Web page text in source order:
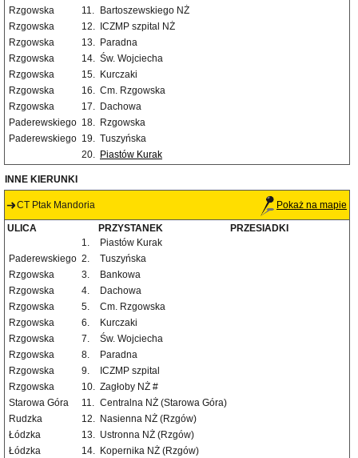
Rzgowska
11.
Bartoszewskiego NŻ
Rzgowska
12.
ICZMP szpital NŻ
Rzgowska
13. Paradna
Rzgowska
14. Św. Wojciecha
Rzgowska
15. Kurczaki
Rzgowska
16. Cm. Rzgowska
Rzgowska
17. Dachowa
Paderewskiego 18. Rzgowska
Paderewskiego 19. Tuszyńska
20. Piastów Kurak
INNE KIERUNKI
CT Ptak Mandoria Pokaż na mapie
ULICA PRZYSTANEK
PRZESIADKI
1.
Piastów Kurak
Paderewskiego 2.
Tuszyńska
Rzgowska
3.
Bankowa
Rzgowska
4.
Dachowa
Rzgowska
5.
Cm. Rzgowska
Rzgowska
6.
Kurczaki
Rzgowska
7.
Św. Wojciecha
Rzgowska
8.
Paradna
Rzgowska
9.
ICZMP szpital
Rzgowska
10. Zagłoby NŻ #
Starowa Góra
11. Centralna NŻ (Starowa Góra)
Rudzka
12. Nasienna NŻ (Rzgów)
Łódzka
13. Ustronna NŻ (Rzgów)
Łódzka
14. Kopernika NŻ (Rzgów)